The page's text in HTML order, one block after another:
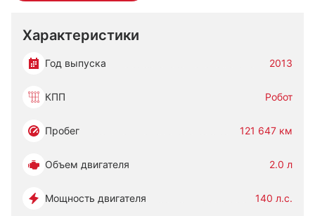
Характеристики
Год выпуска 2013
КПП Робот
Пробег 121 647 км
Объем двигателя 2.0 л
Мощность двигателя 140 л.с.